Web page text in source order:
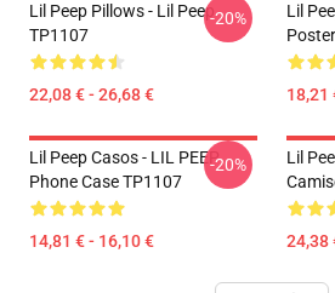
Lil Peep Pillows - Lil Peep
TP1107
22,08 € - 26,68 €
-20%
Lil
18,21
Lil Peep Casos - LIL PEEP
Phone Case TP1107
14,81 € - 16,10 €
-20%
Lil
24,38